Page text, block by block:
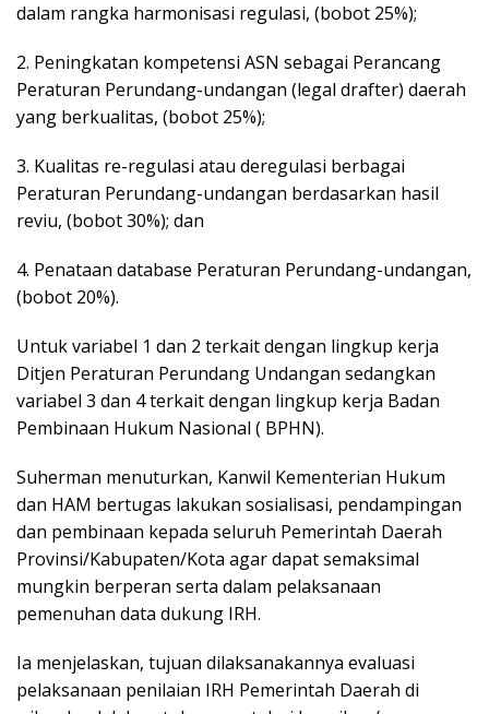
dalam rangka harmonisasi regulasi, (bobot 25%);
2. Peningkatan kompetensi ASN sebagai Perancang
Peraturan Perundang-undangan (legal drafter) daerah
yang berkualitas, (bobot 25%);
3. Kualitas re-regulasi atau deregulasi berbagai
Peraturan Perundang-undangan berdasarkan hasil
reviu, (bobot 30%); dan
4. Penataan database Peraturan Perundang-undangan,
(bobot 20%).
Untuk variabel 1 dan 2 terkait dengan lingkup kerja
Ditjen Peraturan Perundang Undangan sedangkan
variabel 3 dan 4 terkait dengan lingkup kerja Badan
Pembinaan Hukum Nasional ( BPHN).
Suherman menuturkan, Kanwil Kementerian Hukum
dan HAM bertugas lakukan sosialisasi, pendampingan
dan pembinaan kepada seluruh Pemerintah Daerah
Provinsi/Kabupaten/Kota agar dapat semaksimal
mungkin berperan serta dalam pelaksanaan
pemenuhan data dukung IRH.
Ia menjelaskan, tujuan dilaksanakannya evaluasi
pelaksanaan penilaian IRH Pemerintah Daerah di